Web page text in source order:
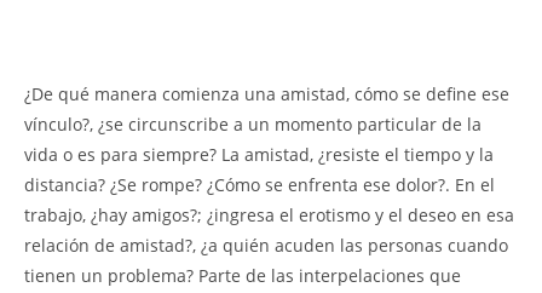
¿De qué manera comienza una amistad, cómo se define ese
vínculo?, ¿se circunscribe a un momento particular de la
vida o es para siempre? La amistad, ¿resiste el tiempo y la
distancia? ¿Se rompe? ¿Cómo se enfrenta ese dolor?. En el
trabajo, ¿hay amigos?; ¿ingresa el erotismo y el deseo en esa
relación de amistad?, ¿a quién acuden las personas cuando
tienen un problema? Parte de las interpelaciones que